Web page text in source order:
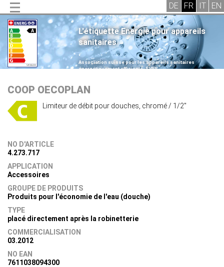
L'étiquette Energie pour appareils
sanitaires
.
Association suisse pour les appareils sanitaires
énergétiquement efficients, SVES
COOP OECOPLAN
Limiteur de débit pour douches, chromé / 1/2"
NO D'ARTICLE
4.273.717
APPLICATION
Accessoires
GROUPE DE PRODUITS
Produits pour l'économie de l'eau (douche)
TYPE
placé directement après la robinetterie
COMMERCIALISATION
03.2012
NO EAN
7611038094300